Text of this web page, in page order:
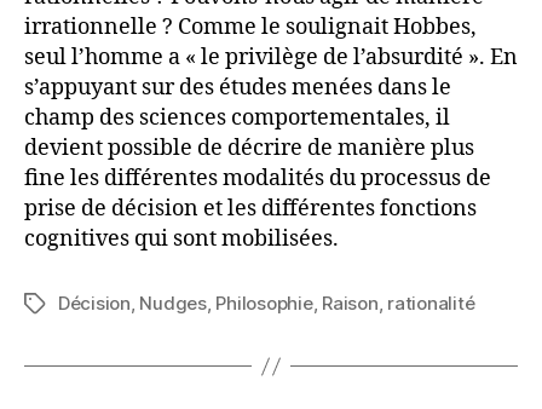
irrationnelle ? Comme le soulignait Hobbes,
seul l’homme a « le privilège de l’absurdité ». En
s’appuyant sur des études menées dans le
champ des sciences comportementales, il
devient possible de décrire de manière plus
fine les différentes modalités du processus de
prise de décision et les différentes fonctions
cognitives qui sont mobilisées.
Étiquettes
Décision, Nudges, Philosophie, Raison, rationalité